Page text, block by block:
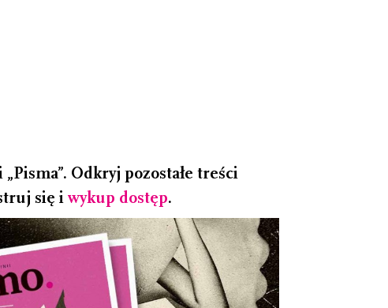
Odkryj pozostałe treści
się i wykup dostęp.